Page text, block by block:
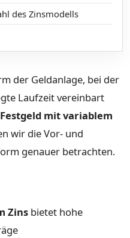
des Zinsmodells
der Geldanlage, bei der
Laufzeit vereinbart
Festgeld mit variablem
wir die Vor- und
genauer betrachten.
Zins bietet hohe